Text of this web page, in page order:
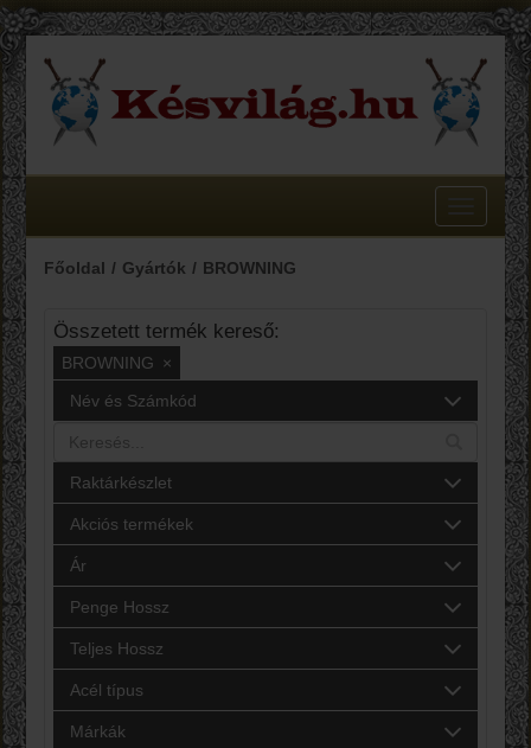
Toggle
Főoldal
Gyártók BROWNING
Összetett termék kereső:
BROWNING ×
Név és Számkód
Raktárkészlet
Akciós termékek
Ár
Penge Hossz
Teljes Hossz
Acél típus
Márkák